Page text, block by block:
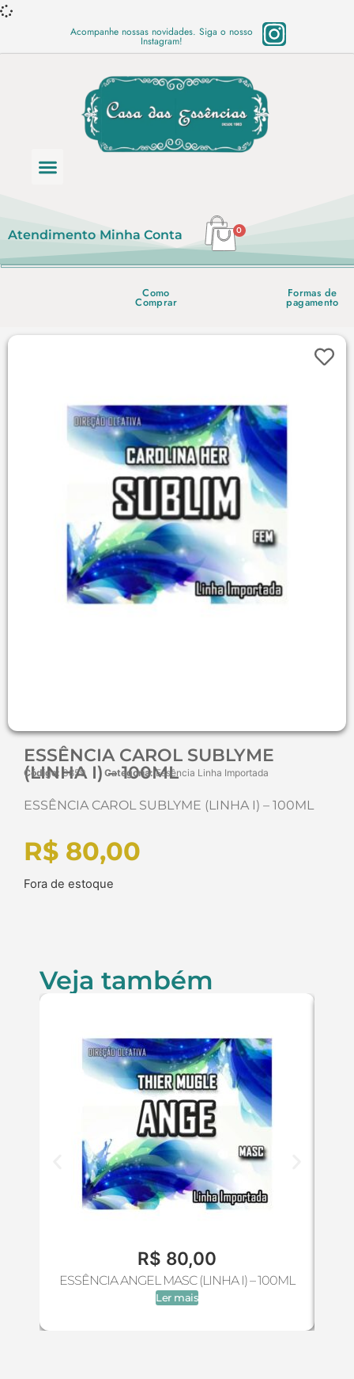
Acompanhe nossas novidades. Siga o nosso
Instagram!
Atendimento Minha Conta 0
Como
Comprar
Formas de
pagamento
ESSÊNCIA CAROL SUBLYME
(LINHA I) – 100ML
Código: 3859 Categoria: Essência Linha Importada
ESSÊNCIA CAROL SUBLYME (LINHA I) – 100ML
R$ 80,00
Fora de estoque
Veja também
R$ 80,00
ESSÊNCIA ANGEL MASC (LINHA I) – 100ML
Ler mais